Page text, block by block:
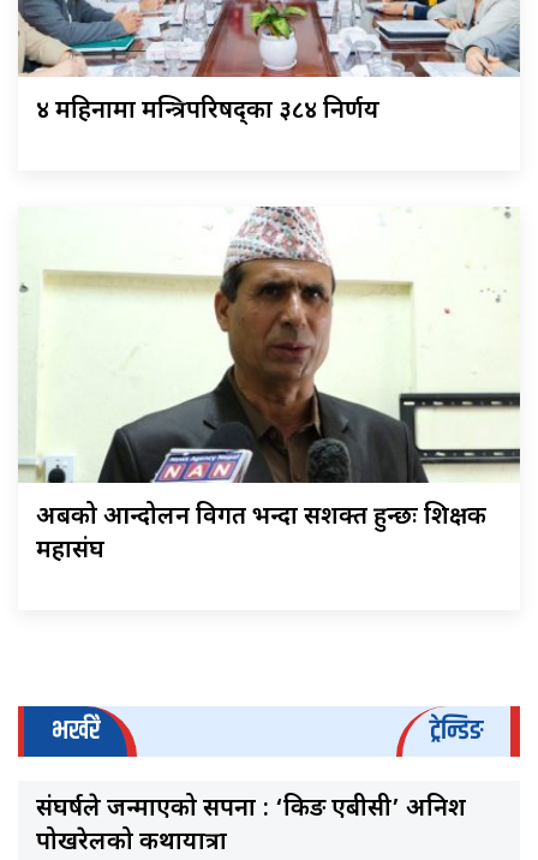
४ महिनामा मन्त्रिपरिषद्का ३८४ निर्णय
अबको आन्दोलन विगत भन्दा सशक्त हुन्छः शिक्षक
महासंघ
भर्खरै ट्रेन्डिङ
संघर्षले जन्माएको सपना : ‘किङ एबीसी’ अनिश
पोखरेलको कथायात्रा